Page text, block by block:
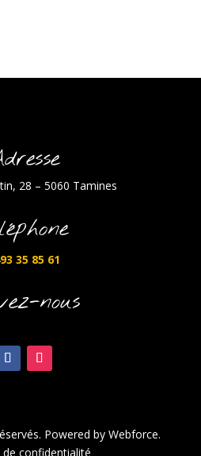
28 – 5060 Tamines
35 85 61
nous
Powered by Webforce.
de confidentialité